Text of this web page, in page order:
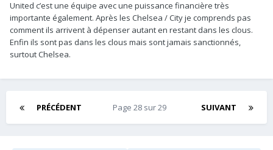
United c’est une équipe avec une puissance financière très
importante également. Après les Chelsea / City je comprends pas
comment ils arrivent à dépenser autant en restant dans les clous.
Enfin ils sont pas dans les clous mais sont jamais sanctionnés,
surtout Chelsea.
PRÉCÉDENT SUIVANT
Page 28 sur 29